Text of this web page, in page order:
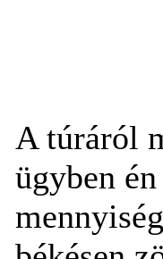
A túráról
ügyben